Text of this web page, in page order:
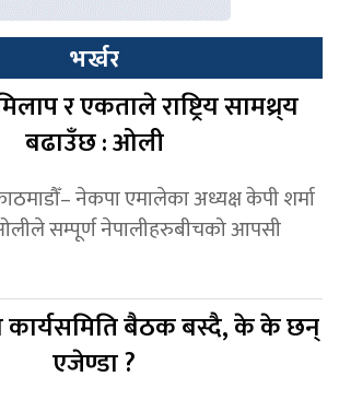
भर्खर
र एकताले राष्ट्रिय सामथ्र्य
बढाउँछ : ओली
नेकपा एमालेका अध्यक्ष केपी शर्मा
सम्पूर्ण नेपालीहरुबीचको आपसी
कार्यसमिति बैठक बस्दै, के के छन्
एजेण्डा ?